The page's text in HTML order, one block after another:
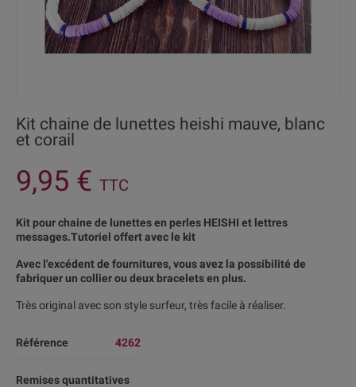
Kit chaine de lunettes heishi mauve, blanc
et corail
9,95 € TTC
Kit pour chaine de lunettes en perles HEISHI et lettres
messages.Tutoriel offert avec le kit
Avec l'excédent de fournitures, vous avez la possibilité de
fabriquer un collier ou deux bracelets en plus.
Très original avec son style surfeur, très facile à réaliser.
Référence 4262
Remises quantitatives